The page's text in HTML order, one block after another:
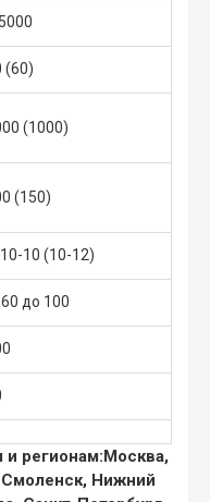
(60)
(1000)
(150)
10 (10-12)
до 100
и регионам:Москва,
Смоленск, Нижний